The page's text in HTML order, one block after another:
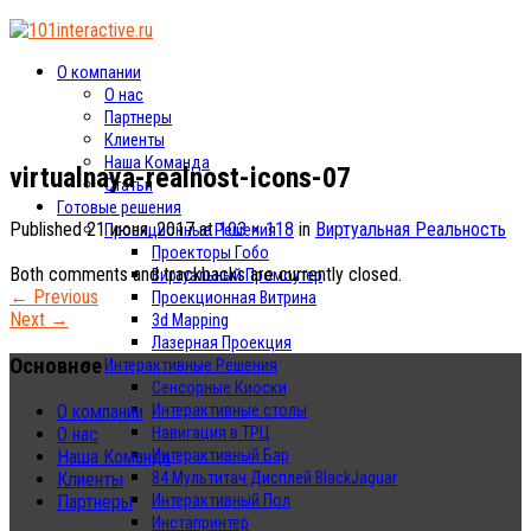
О компании
О нас
Партнеры
Клиенты
Наша Команда
Статьи
Готовые решения
Проекционные Решения
Проекторы Гобо
Виртуальный Промоутер
Проекционная Витрина
3d Mapping
Лазерная Проекция
Интерактивные Решения
Сенсорные Киоски
Интерактивные столы
Навигация в ТРЦ
Интерактивный Бар
84 Мультитач Дисплей BlackJaguar
Интерактивный Пол
Инстапринтер
virtualnaya-realnost-icons-07
Published21 июня, 2017at103 × 118 in Виртуальная Реальность
Both comments and trackbacks are currently closed.
← Previous
Next →
Основное
О компании
О нас
Наша Команда
Клиенты
Партнеры